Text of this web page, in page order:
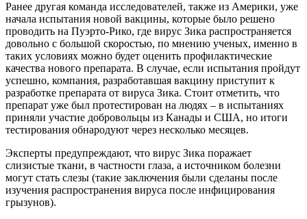
Ранее другая команда исследователей, также из Америки, уже
начала испытания новой вакцины, которые было решено
проводить на Пуэрто-Рико, где вирус Зика распространяется
довольно с большой скоростью, по мнению ученых, именно в
таких условиях можно будет оценить профилактические
качества нового препарата. В случае, если испытания пройдут
успешно, компания, разработавшая вакцину приступит к
разработке препарата от вируса Зика. Стоит отметить, что
препарат уже был протестирован на людях – в испытаниях
приняли участие добровольцы из Канады и США, но итоги
тестирования обнародуют через несколько месяцев.
Эксперты предупреждают, что вирус Зика поражает
слизистые ткани, в частности глаза, а источником болезни
могут стать слезы (такие заключения были сделаны после
изучения распространения вируса после инфицирования
грызунов).